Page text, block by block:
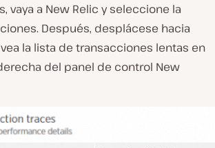
vaya a New Relic y seleccione la
Después, desplácese hacia
la lista de transacciones lentas en
del panel de control New